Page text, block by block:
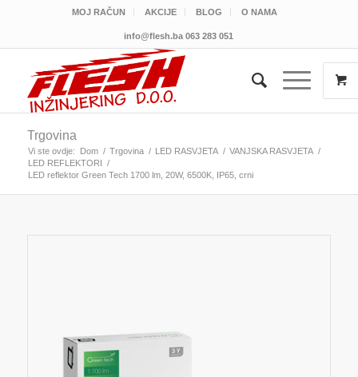
MOJ RAČUN AKCIJE BLOG O NAMA
info@flesh.ba 063 283 051
Trgovina
Vi ste ovdje: Dom / Trgovina / LED RASVJETA / VANJSKA RASVJETA /
LED REFLEKTORI /
LED reflektor Green Tech 1700 lm, 20W, 6500K, IP65, crni